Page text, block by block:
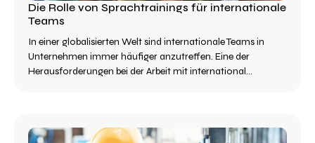
Die Rolle von Sprachtrainings für internationale
Teams
In einer globalisierten Welt sind internationale Teams in
Unternehmen immer häufiger anzutreffen. Eine der
Herausforderungen bei der Arbeit mit international...